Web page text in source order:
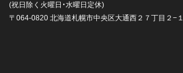
(祝日除く火曜日・水曜日定休)
〒064-0820 北海道札幌市中央区大通西２７丁目２−１